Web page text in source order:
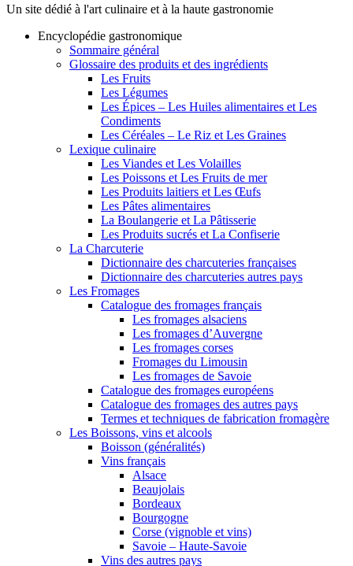
Un site dédié à l'art culinaire et à la haute gastronomie
Encyclopédie gastronomique
Sommaire général
Glossaire des produits et des ingrédients
Les Fruits
Les Légumes
Les Épices – Les Huiles alimentaires et Les
Condiments
Les Céréales – Le Riz et Les Graines
Lexique culinaire
Les Viandes et Les Volailles
Les Poissons et Les Fruits de mer
Les Produits laitiers et Les Œufs
Les Pâtes alimentaires
La Boulangerie et La Pâtisserie
Les Produits sucrés et La Confiserie
La Charcuterie
Dictionnaire des charcuteries françaises
Dictionnaire des charcuteries autres pays
Les Fromages
Catalogue des fromages français
Les fromages alsaciens
Les fromages d’Auvergne
Les fromages corses
Fromages du Limousin
Les fromages de Savoie
Catalogue des fromages européens
Catalogue des fromages des autres pays
Termes et techniques de fabrication fromagère
Les Boissons, vins et alcools
Boisson (généralités)
Vins français
Alsace
Beaujolais
Bordeaux
Bourgogne
Corse (vignoble et vins)
Savoie – Haute-Savoie
Vins des autres pays